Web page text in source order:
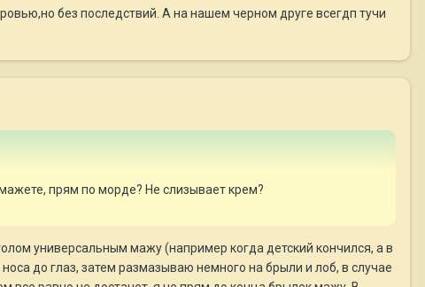
без последствий. А на нашем черном друге всегдп тучи
прям по морде? Не слизывает крем?
универсальным мажу (например когда детский кончился, а в
до глаз, затем размазываю немного на брыли и лоб, в случае